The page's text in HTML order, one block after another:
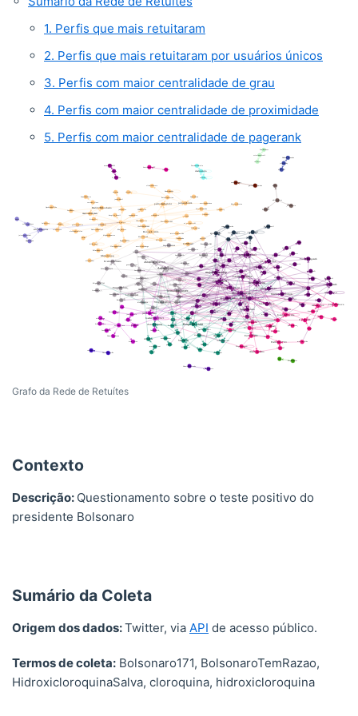
1. Perfis que mais retuitaram
2. Perfis que mais retuitaram por usuários únicos
3. Perfis com maior centralidade de grau
4. Perfis com maior centralidade de proximidade
5. Perfis com maior centralidade de pagerank
Grafo da Rede de Retuítes
Contexto
Descrição: Questionamento sobre o teste positivo do
presidente Bolsonaro
Sumário da Coleta
Origem dos dados:Twitter, via API de acesso público.
Termos de coleta: Bolsonaro171, BolsonaroTemRazao,
HidroxicloroquinaSalva, cloroquina, hidroxicloroquina